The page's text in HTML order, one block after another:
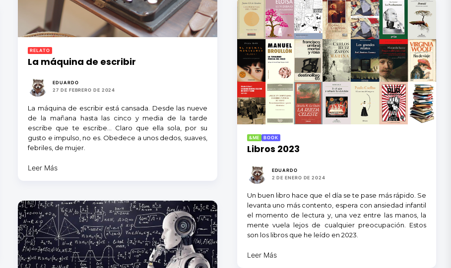
RELATO
La máquina de escribir
EDUARDO
27 DE FEBRERO DE 2024
La máquina de escribir está cansada. Desde las nueve
de la mañana hasta las cinco y media de la tarde
escribe que te escribe… Claro que ella sola, por su
gusto e impulso, no es. Obedece a unos dedos, suaves,
febriles, de mujer.
Leer Más
&ME BOOK
Libros 2023
EDUARDO
2 DE ENERO DE 2024
Un buen libro hace que el día se te pase más rápido. Se
levanta uno más contento, espera con ansiedad infantil
el momento de lectura y, una vez entre las manos, la
mente vuela lejos de cualquier preocupación. Estos
son los libros que he leído en 2023.
Leer Más